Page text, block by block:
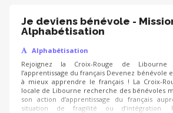
Je deviens bénévole -
Alphabétisation
Alphabétisation
Rejoignez la Croix-Rouge de Libourne
l’apprentissage du français Devenez bénévole
à mieux apprendre le français ! La Croix-
locale de Libourne recherche des bénévoles
son action d’apprentissage du français
situation de fragilité ou d’intégration.